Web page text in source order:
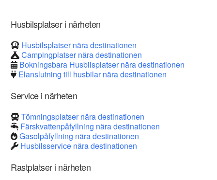
Husbilsplatser i närheten
Husbilsplatser nära destinationen
Campingplatser nära destinationen
Bokningsbara Husbilsplatser nära destinationen
Elanslutning till husbilar nära destinationen
Service i närheten
Tömningsplatser nära destinationen
Färskvattenpåfyllning nära destinationen
Gasolpåfyllning nära destinationen
Husbilsservice nära destinationen
Rastplatser i närheten